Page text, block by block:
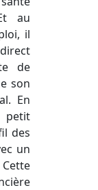
au
il
de
son
En
des
un